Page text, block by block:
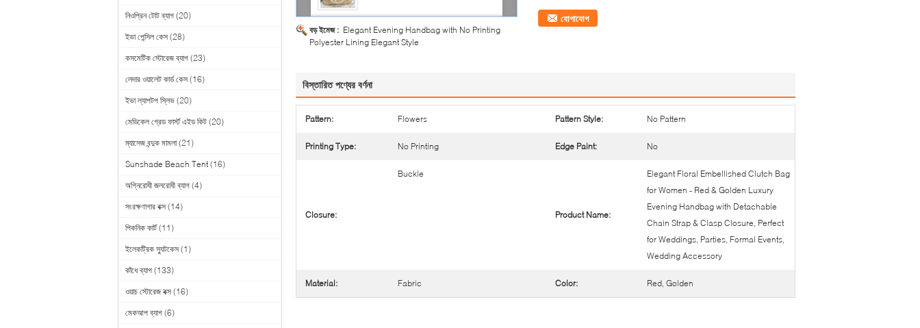
নিওপ্রিন টোট ব্যাগ (20)
ইভা পেন্সিল কেস (28)
কসমেটিক স্টোরেজ ব্যাগ (23)
লেদার ওয়ালেট কার্ড কেস (16)
ইভা ল্যাপটপ স্লিভ (20)
মেডিকেল গ্রেড ফার্স্ট এইড কিট (20)
ম্যাসেজ বন্দুক মামলা (21)
Sunshade Beach Tent (16)
অগ্নিরোধী জলরোধী ব্যাগ (4)
সংরক্ষণাগার বক্স (14)
পিকনিক কার্ট (11)
ইলেকট্রিক স্যুটকেস (1)
কাঁধে ব্যাগ (133)
ওয়াচ স্টোরেজ বক্স (16)
মেকআপ ব্যাগ (6)
বড় ইমেজ : Elegant Evening Handbag with No Printing
Polyester Lining Elegant Style
যোগাযোগ
বিস্তারিত পণ্যের বর্ণনা
Pattern: Flowers Pattern Style: No Pattern
Printing Type: No Printing Edge Paint: No
Closure:
Buckle
Product Name:
Elegant Floral Embellished Clutch Bag
for Women - Red & Golden Luxury
Evening Handbag with Detachable
Chain Strap & Clasp Closure, Perfect
for Weddings, Parties, Formal Events,
Wedding Accessory
Material: Fabric Color: Red, Golden